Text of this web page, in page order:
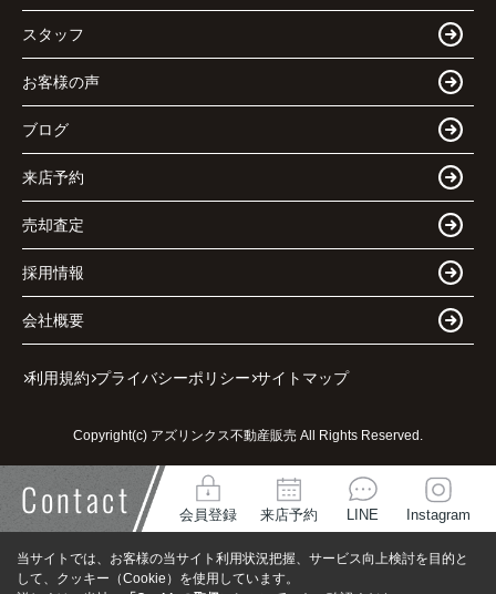
スタッフ
お客様の声
ブログ
来店予約
売却査定
採用情報
会社概要
利用規約 プライバシーポリシー サイトマップ
Copyright(c) アズリンクス不動産販売 All Rights Reserved.
Contact 会員登録 来店予約 LINE Instagram
当サイトでは、お客様の当サイト利用状況把握、サービス向上検討を目的と
して、クッキー（Cookie）を使用しています。